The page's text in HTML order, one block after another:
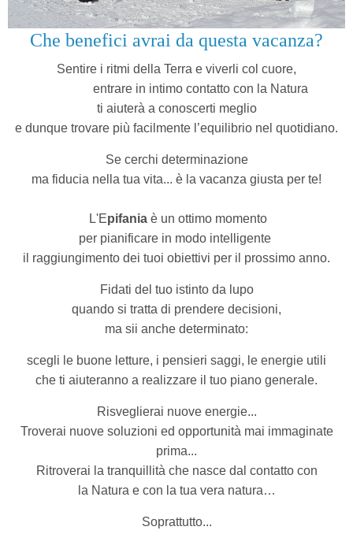
Che benefici avrai da questa vacanza?
Sentire i ritmi della Terra e viverli col cuore,
entrare in intimo contatto con la Natura
ti aiuterà a conoscerti meglio
e dunque trovare più facilmente l’equilibrio nel quotidiano.
Se cerchi determinazione
ma fiducia nella tua vita... è la vacanza giusta per te!
L'Epifania è un ottimo momento
per pianificare in modo intelligente
il raggiungimento dei tuoi obiettivi per il prossimo anno.
Fidati del tuo istinto da lupo
quando si tratta di prendere decisioni,
ma sii anche determinato:
scegli le buone letture, i pensieri saggi, le energie utili
che ti aiuteranno a realizzare il tuo piano generale.
Risveglierai nuove energie...
Troverai nuove soluzioni ed opportunità mai immaginate
prima...
Ritroverai la tranquillità che nasce dal contatto con
la Natura e con la tua vera natura…
Soprattutto...